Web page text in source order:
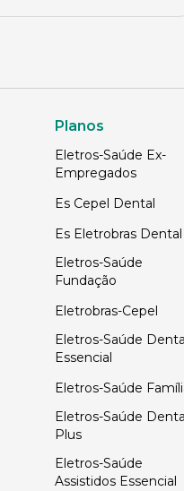
Planos
Eletros-Saúde Ex-
Empregados
Es Cepel Dental
Es Eletrobras Dental
Eletros-Saúde
Fundação
Eletrobras-Cepel
Eletros-Saúde
Essencial
Eletros-Saúde
Eletros-Saúde
Plus
Eletros-Saúde
Assistidos Essencial